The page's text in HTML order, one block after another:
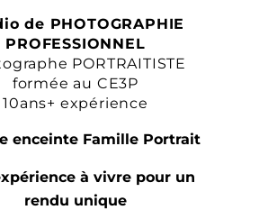
de PHOTOGRAPHIE
PROFESSIONNEL
PORTRAITISTE
formée au CE3P
10ans+ expérience
enceinte Famille Portrait
à vivre pour un
rendu unique